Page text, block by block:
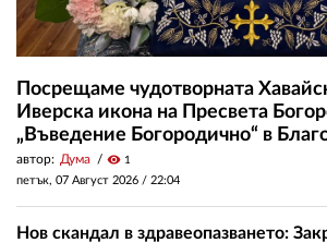
Посрещаме чудотворната
Иверска икона на Пресвета
„Въведение Богородично“ в
автор: Дума visibility 1
петък, 07 Август 2026 / 22:04
Нов скандал в здравеопазването: